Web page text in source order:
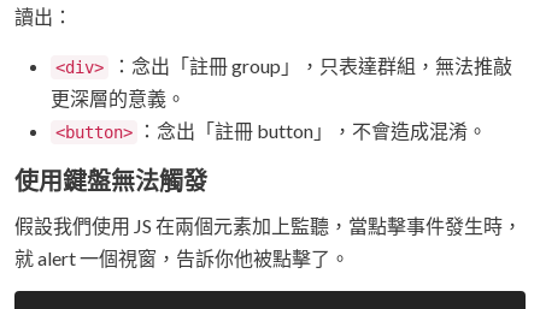
讀出：
<div>
：念出「註冊 group」，只表達群組，無法推敲
更深層的意義。
<button> ：念出「註冊 button」，不會造成混淆。
使用鍵盤無法觸發
假設我們使用 JS 在兩個元素加上監聽，當點擊事件發生時，
就 alert 一個視窗，告訴你他被點擊了。